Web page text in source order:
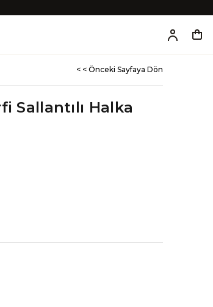
< < Önceki Sayfaya Dön
Sallantılı Halka